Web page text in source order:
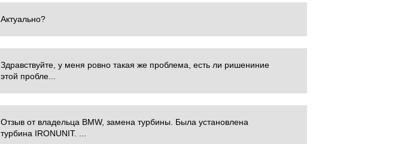
Актуально?
Здравствуйте, у меня ровно такая же проблема, есть ли ришениние
этой пробле...
Отзыв от владельца BMW, замена турбины. Была установлена
турбина IRONUNIT. ...